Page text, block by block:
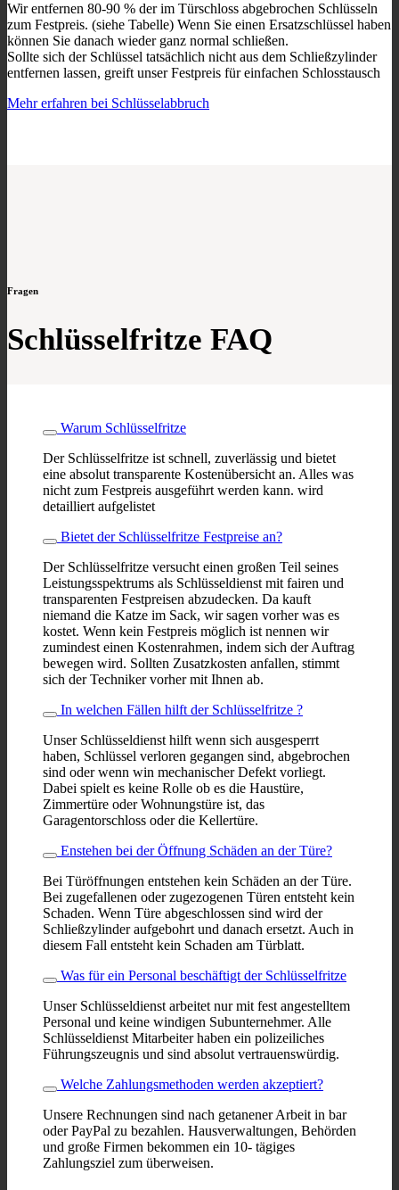
Wir entfernen 80-90 % der im Türschloss abgebrochen Schlüsseln
zum Festpreis. (siehe Tabelle) Wenn Sie einen Ersatzschlüssel haben
können Sie danach wieder ganz normal schließen.
Sollte sich der Schlüssel tatsächlich nicht aus dem Schließzylinder
entfernen lassen, greift unser Festpreis für einfachen Schlosstausch
Mehr erfahren bei Schlüsselabbruch
Fragen
Schlüsselfritze FAQ
Warum Schlüsselfritze
Der Schlüsselfritze ist schnell, zuverlässig und bietet
eine absolut transparente Kostenübersicht an. Alles was
nicht zum Festpreis ausgeführt werden kann. wird
detailliert aufgelistet
Bietet der Schlüsselfritze Festpreise an?
Der Schlüsselfritze versucht einen großen Teil seines
Leistungsspektrums als Schlüsseldienst mit fairen und
transparenten Festpreisen abzudecken. Da kauft
niemand die Katze im Sack, wir sagen vorher was es
kostet. Wenn kein Festpreis möglich ist nennen wir
zumindest einen Kostenrahmen, indem sich der Auftrag
bewegen wird. Sollten Zusatzkosten anfallen, stimmt
sich der Techniker vorher mit Ihnen ab.
In welchen Fällen hilft der Schlüsselfritze ?
Unser Schlüsseldienst hilft wenn sich ausgesperrt
haben, Schlüssel verloren gegangen sind, abgebrochen
sind oder wenn win mechanischer Defekt vorliegt.
Dabei spielt es keine Rolle ob es die Haustüre,
Zimmertüre oder Wohnungstüre ist, das
Garagentorschloss oder die Kellertüre.
Enstehen bei der Öffnung Schäden an der Türe?
Bei Türöffnungen entstehen kein Schäden an der Türe.
Bei zugefallenen oder zugezogenen Türen entsteht kein
Schaden. Wenn Türe abgeschlossen sind wird der
Schließzylinder aufgebohrt und danach ersetzt. Auch in
diesem Fall entsteht kein Schaden am Türblatt.
Was für ein Personal beschäftigt der Schlüsselfritze
Unser Schlüsseldienst arbeitet nur mit fest angestelltem
Personal und keine windigen Subunternehmer. Alle
Schlüsseldienst Mitarbeiter haben ein polizeiliches
Führungszeugnis und sind absolut vertrauenswürdig.
Welche Zahlungsmethoden werden akzeptiert?
Unsere Rechnungen sind nach getanener Arbeit in bar
oder PayPal zu bezahlen. Hausverwaltungen, Behörden
und große Firmen bekommen ein 10- tägiges
Zahlungsziel zum überweisen.